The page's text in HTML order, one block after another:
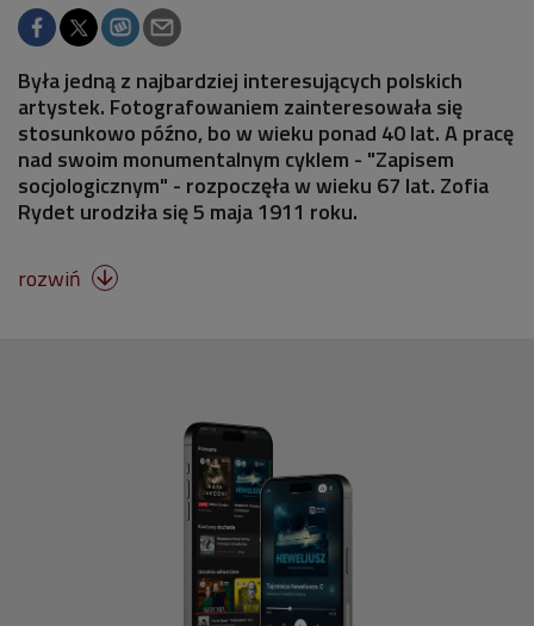
Była jedną z najbardziej interesujących polskich
artystek. Fotografowaniem zainteresowała się
stosunkowo późno, bo w wieku ponad 40 lat. A pracę
nad swoim monumentalnym cyklem - "Zapisem
socjologicznym" - rozpoczęła w wieku 67 lat. Zofia
Rydet urodziła się 5 maja 1911 roku.
rozwiń 